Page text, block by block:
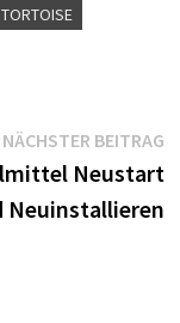
TORTOISE
NÄCHSTER BEITRAG
Neustart
Neuinstallieren